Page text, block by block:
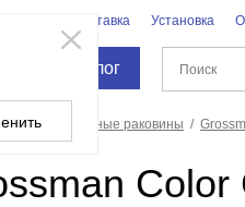
Доставка Установка
Каталог
Накладные раковины